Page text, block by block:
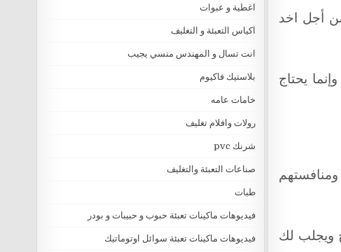
من أجل اخد
يحتاج
ويجلب لك
اغطية و عبوات
اكياس التعبئة و التغليف
انت تسال و المهندس منسي يجيب
بلاستيك فاكيوم
خامات عامه
رولات وافلام تغليف
شرنك pvc
صناعات التعبئة والتغليف
طبات
فيديوهات ماكينات تعبئة حبوب و حبيبات و بودر
فيديوهات ماكينات تعبئة سوائل اوتوماتيك